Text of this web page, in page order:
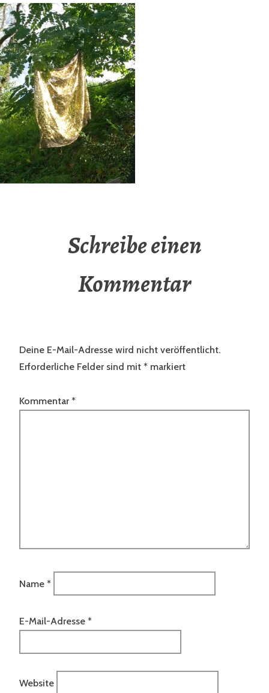
Schreibe einen
Kommentar
Deine E-Mail-Adresse wird nicht veröffentlicht.
Erforderliche Felder sind mit * markiert
Kommentar *
Name *
E-Mail-Adresse *
Website